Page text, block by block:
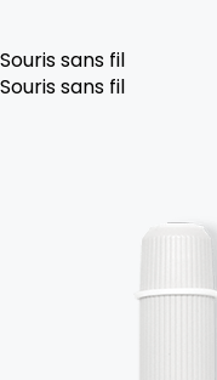
Souris sans fil
Souris sans fil